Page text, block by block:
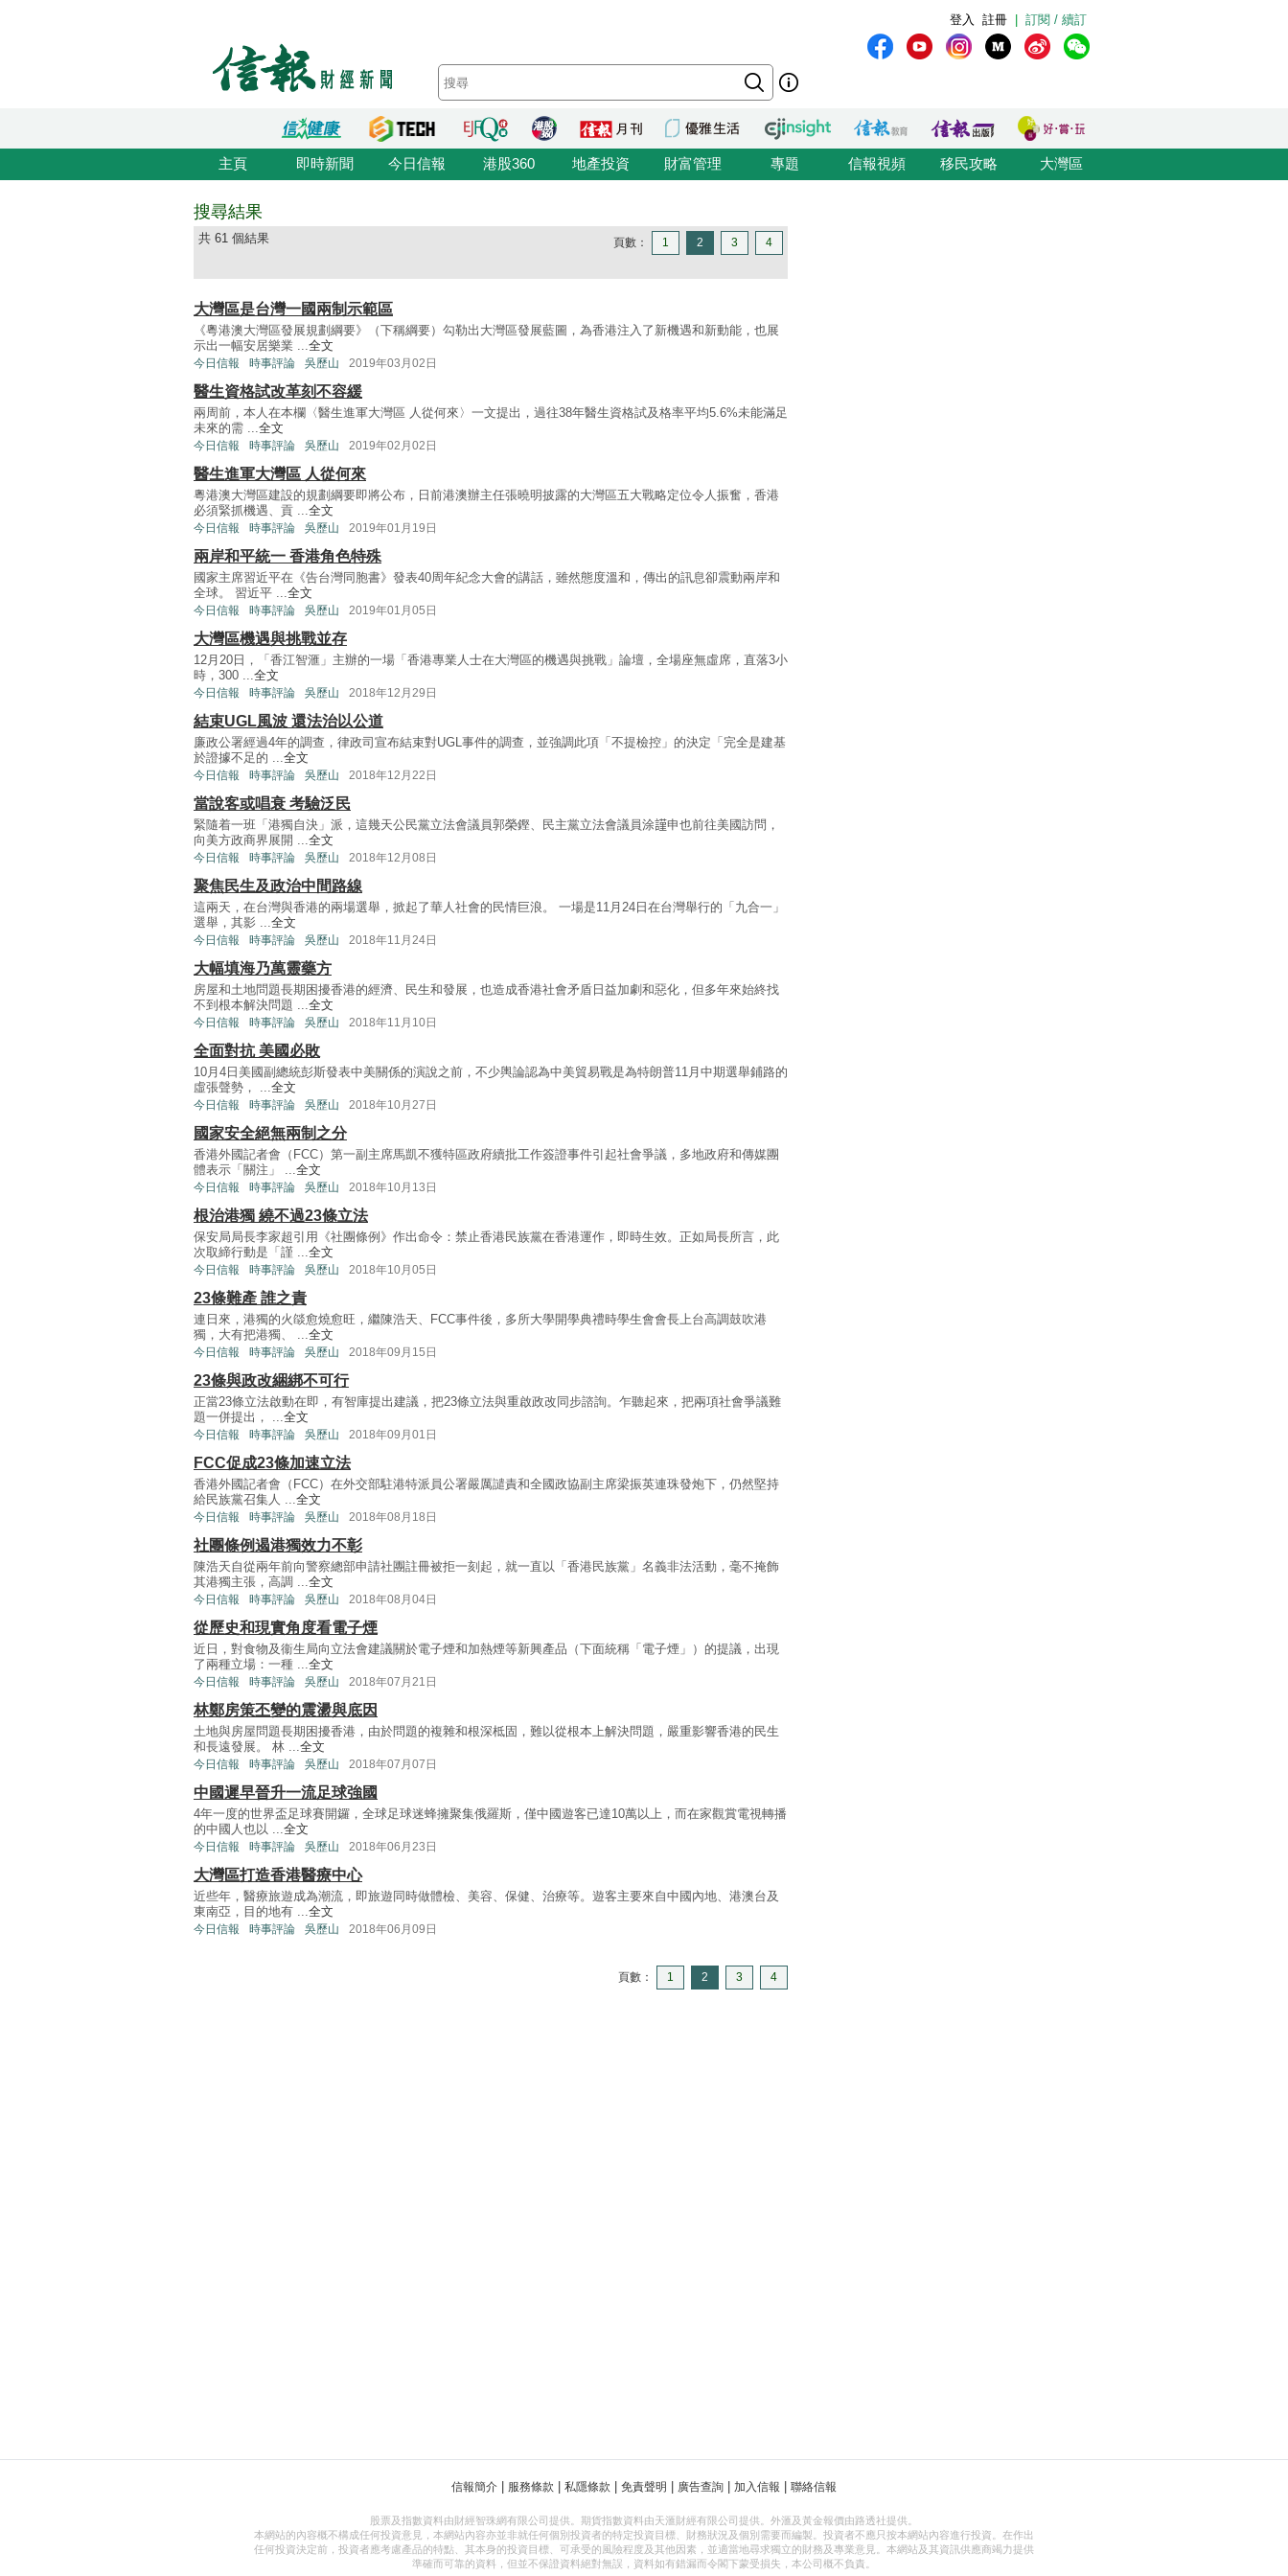
訂閱 / 續訂
註冊
登入
主頁 即時新聞 今日信報 港股360 地產投資 財富管理 專題 信報視頻 移民攻略 大灣區
搜尋結果
共 61 個結果 頁數： 1 2 3 4
大灣區是台灣一國兩制示範區
《粵港澳大灣區發展規劃綱要》（下稱綱要）勾勒出大灣區發展藍圖，為香港注入了新機遇和新動能，也展
示出一幅安居樂業 ...全文
今日信報 時事評論 吳歷山 2019年03月02日
醫生資格試改革刻不容緩
兩周前，本人在本欄〈醫生進軍大灣區 人從何來〉一文提出，過往38年醫生資格試及格率平均5.6%未能滿足
未來的需 ...全文
今日信報 時事評論 吳歷山 2019年02月02日
醫生進軍大灣區 人從何來
粵港澳大灣區建設的規劃綱要即將公布，日前港澳辦主任張曉明披露的大灣區五大戰略定位令人振奮，香港
必須緊抓機遇、貢 ...全文
今日信報 時事評論 吳歷山 2019年01月19日
兩岸和平統一 香港角色特殊
國家主席習近平在《告台灣同胞書》發表40周年紀念大會的講話，雖然態度溫和，傳出的訊息卻震動兩岸和
全球。 習近平 ...全文
今日信報 時事評論 吳歷山 2019年01月05日
大灣區機遇與挑戰並存
12月20日，「香江智滙」主辦的一場「香港專業人士在大灣區的機遇與挑戰」論壇，全場座無虛席，直落3小
時，300 ...全文
今日信報 時事評論 吳歷山 2018年12月29日
結束UGL風波 還法治以公道
廉政公署經過4年的調查，律政司宣布結束對UGL事件的調查，並強調此項「不提檢控」的決定「完全是建基
於證據不足的 ...全文
今日信報 時事評論 吳歷山 2018年12月22日
當說客或唱衰 考驗泛民
緊隨着一班「港獨自決」派，這幾天公民黨立法會議員郭榮鏗、民主黨立法會議員涂𧫴申也前往美國訪問，
向美方政商界展開 ...全文
今日信報 時事評論 吳歷山 2018年12月08日
聚焦民生及政治中間路線
這兩天，在台灣與香港的兩場選舉，掀起了華人社會的民情巨浪。 一場是11月24日在台灣舉行的「九合一」
選舉，其影 ...全文
今日信報 時事評論 吳歷山 2018年11月24日
大幅填海乃萬靈藥方
房屋和土地問題長期困擾香港的經濟、民生和發展，也造成香港社會矛盾日益加劇和惡化，但多年來始終找
不到根本解決問題 ...全文
今日信報 時事評論 吳歷山 2018年11月10日
全面對抗 美國必敗
10月4日美國副總統彭斯發表中美關係的演說之前，不少輿論認為中美貿易戰是為特朗普11月中期選舉鋪路的
虛張聲勢， ...全文
今日信報 時事評論 吳歷山 2018年10月27日
國家安全絕無兩制之分
香港外國記者會（FCC）第一副主席馬凱不獲特區政府續批工作簽證事件引起社會爭議，多地政府和傳媒團
體表示「關注」 ...全文
今日信報 時事評論 吳歷山 2018年10月13日
根治港獨 繞不過23條立法
保安局局長李家超引用《社團條例》作出命令：禁止香港民族黨在香港運作，即時生效。正如局長所言，此
次取締行動是「謹 ...全文
今日信報 時事評論 吳歷山 2018年10月05日
23條難產 誰之責
連日來，港獨的火燄愈燒愈旺，繼陳浩天、FCC事件後，多所大學開學典禮時學生會會長上台高調鼓吹港
獨，大有把港獨、 ...全文
今日信報 時事評論 吳歷山 2018年09月15日
23條與政改綑綁不可行
正當23條立法啟動在即，有智庫提出建議，把23條立法與重啟政改同步諮詢。乍聽起來，把兩項社會爭議難
題一併提出， ...全文
今日信報 時事評論 吳歷山 2018年09月01日
FCC促成23條加速立法
香港外國記者會（FCC）在外交部駐港特派員公署嚴厲譴責和全國政協副主席梁振英連珠發炮下，仍然堅持
給民族黨召集人 ...全文
今日信報 時事評論 吳歷山 2018年08月18日
社團條例遏港獨效力不彰
陳浩天自從兩年前向警察總部申請社團註冊被拒一刻起，就一直以「香港民族黨」名義非法活動，毫不掩飾
其港獨主張，高調 ...全文
今日信報 時事評論 吳歷山 2018年08月04日
從歷史和現實角度看電子煙
近日，對食物及衞生局向立法會建議關於電子煙和加熱煙等新興產品（下面統稱「電子煙」）的提議，出現
了兩種立場：一種 ...全文
今日信報 時事評論 吳歷山 2018年07月21日
林鄭房策丕變的震盪與底因
土地與房屋問題長期困擾香港，由於問題的複雜和根深柢固，難以從根本上解決問題，嚴重影響香港的民生
和長遠發展。 林 ...全文
今日信報 時事評論 吳歷山 2018年07月07日
中國遲早晉升一流足球強國
4年一度的世界盃足球賽開鑼，全球足球迷蜂擁聚集俄羅斯，僅中國遊客已達10萬以上，而在家觀賞電視轉播
的中國人也以 ...全文
今日信報 時事評論 吳歷山 2018年06月23日
大灣區打造香港醫療中心
近些年，醫療旅遊成為潮流，即旅遊同時做體檢、美容、保健、治療等。遊客主要來自中國內地、港澳台及
東南亞，目的地有 ...全文
今日信報 時事評論 吳歷山 2018年06月09日
頁數： 1 2 3 4
信報簡介 服務條款 私隱條款 免責聲明 廣告查詢 加入信報 聯絡信報
股票及指數資料由財經智珠網有限公司提供。期貨指數資料由天滙財經有限公司提供。外滙及黃金報價由路透社提供。
本網站的內容概不構成任何投資意見，本網站內容亦並非就任何個別投資者的特定投資目標、財務狀況及個別需要而編製。投資者不應只按本網站內容進行投資。在作出
任何投資決定前，投資者應考慮產品的特點、其本身的投資目標、可承受的風險程度及其他因素，並適當地尋求獨立的財務及專業意見。本網站及其資訊供應商竭力提供
準確而可靠的資料，但並不保證資料絕對無誤，資料如有錯漏而令閣下蒙受損失，本公司概不負責。